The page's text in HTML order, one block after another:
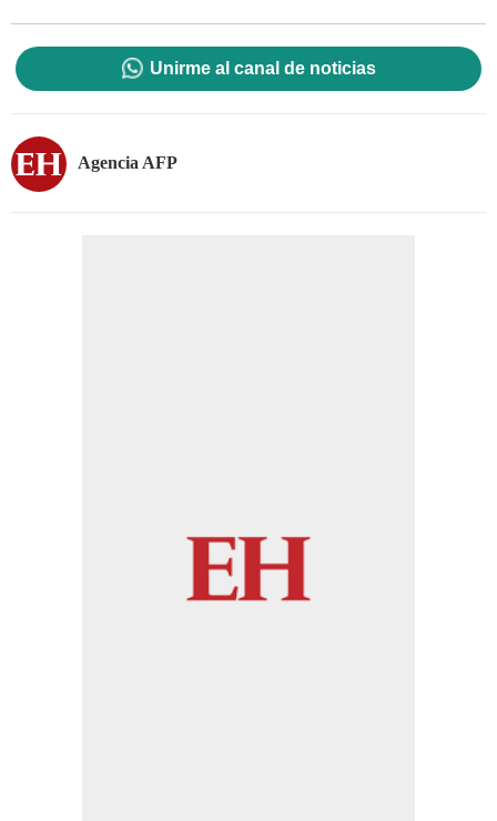
Unirme al canal de noticias
Agencia AFP